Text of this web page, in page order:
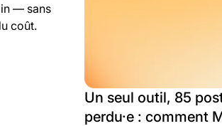
— sans
coût.
Un seul outil, 85
perdu·e : comment